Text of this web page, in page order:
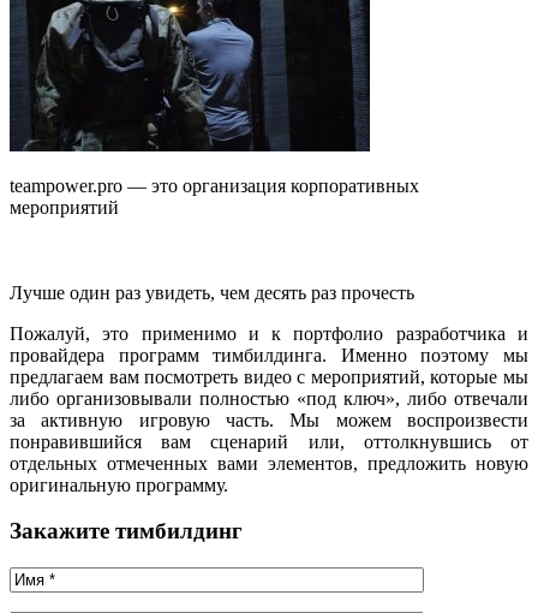
teampower.pro — это организация корпоративных
мероприятий
Лучше один раз увидеть, чем десять раз прочесть
Пожалуй, это применимо и к портфолио разработчика и
провайдера программ тимбилдинга. Именно поэтому мы
предлагаем вам посмотреть видео с мероприятий, которые мы
либо организовывали полностью «под ключ», либо отвечали
за активную игровую часть. Мы можем воспроизвести
понравившийся вам сценарий или, оттолкнувшись от
отдельных отмеченных вами элементов, предложить новую
оригинальную программу.
Закажите тимбилдинг